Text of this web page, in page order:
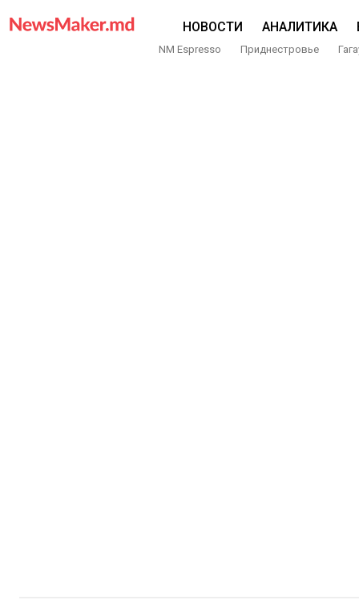
НОВОСТИ АНАЛИТИКА
NM Espresso Приднестровье